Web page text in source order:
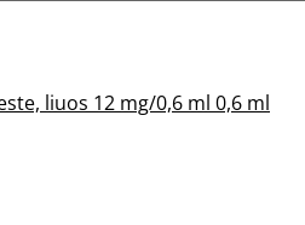
liuos 12 mg/0,6 ml 0,6 ml